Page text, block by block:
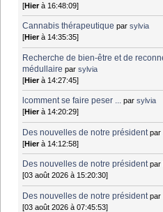
[Hierà 16:48:09]
Cannabis thérapeutique parsylvia
[Hierà 14:35:35]
Recherche de bien-être et de
médullaire parsylvia
[Hierà 14:27:45]
lcomment se faire peser ... parsylvia
[Hierà 14:20:29]
Des nouvelles de notre président par
[Hierà 14:12:58]
Des nouvelles de notre président par
[03 août 2026 à 15:20:30]
Des nouvelles de notre président par
[03 août 2026 à 07:45:53]